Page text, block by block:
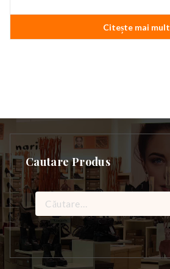
Citește mai mult
Cautare Produs
Caută
după: